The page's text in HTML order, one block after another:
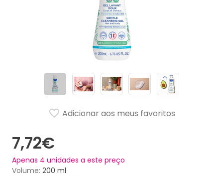
7,72€
Apenas 4 unidades a este preço
Volume
200 ml
Adicionar aos meus favoritos